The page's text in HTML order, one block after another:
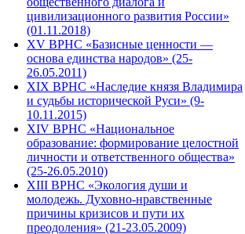
цивилизационного развития России»
(01.11.2018)
XV ВРНС «Базисные ценности —
основа единства народов» (25-
26.05.2011)
XIX ВРНС «Наследие князя Владимира
и судьбы исторической Руси» (9-
10.11.2015)
XIV ВРНС «Национальное
образование: формирование целостной
личности и ответственного общества»
(25-26.05.2010)
XIII ВРНС «Экология души и
молодежь. Духовно-нравственные
причины кризисов и пути их
преодоления» (21-23.05.2009)